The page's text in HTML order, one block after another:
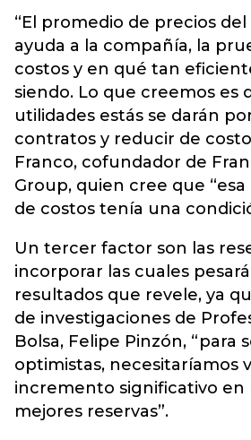
“El promedio de precios
ayuda a la compañía, la
costos y en qué tan
siendo. Lo que creemos es
utilidades estás se darán
contratos y reducir de
Franco, cofundador de
Group, quien cree que
de costos tenía una
Un tercer factor son las
incorporar las cuales
resultados que revele, ya
de investigaciones de
Bolsa, Felipe Pinzón, “para
optimistas, necesitaríamos
incremento significativo en
mejores reservas”.